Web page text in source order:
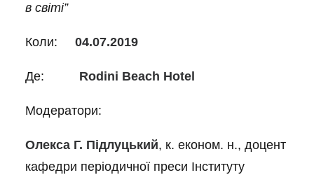
в світі”
Коли: 04.07.2019
Де: Rodini Beach Hotel
Модератори:
Олекса Г. Підлуцький, к. економ. н., доцент
кафедри періодичної преси Інституту